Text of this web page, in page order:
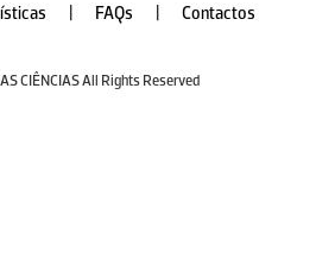
FAQs Contactos
CIÊNCIAS All Rights Reserved